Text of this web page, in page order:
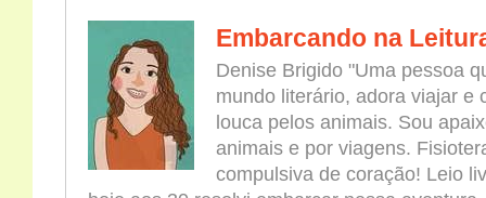
Embarcando na
Denise Brigido "Uma pessoa
mundo literário, adora viajar e
louca pelos animais. Sou
animais e por viagens.
compulsiva de coração! Leio